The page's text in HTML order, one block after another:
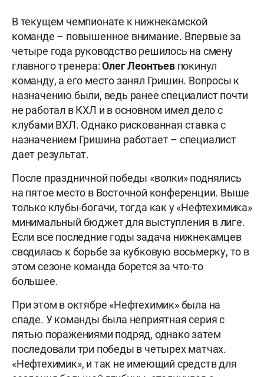
В текущем чемпионате к нижнекамской
команде – повышенное внимание. Впервые за
четыре года руководство решилось на смену
главного тренера:Олег Леонтьев покинул
команду, а его место занял Гришин. Вопросы к
назначению были, ведь ранее специалист почти
не работал в КХЛ и в основном имел дело с
клубами ВХЛ. Однако рискованная ставка с
назначением Гришина работает – специалист
дает результат.
После праздничной победы «волки» поднялись
на пятое место в Восточной конференции. Выше
только клубы-богачи, тогда как у «Нефтехимика»
минимальный бюджет для выступления в лиге.
Если все последние годы задача нижнекамцев
сводилась к борьбе за кубковую восьмерку, то в
этом сезоне команда борется за что-то
большее.
При этом в октябре «Нефтехимик» была на
спаде. У команды была неприятная серия с
пятью поражениями подряд, однако затем
последовали три победы в четырех матчах.
«Нефтехимик», и так не имеющий средств для